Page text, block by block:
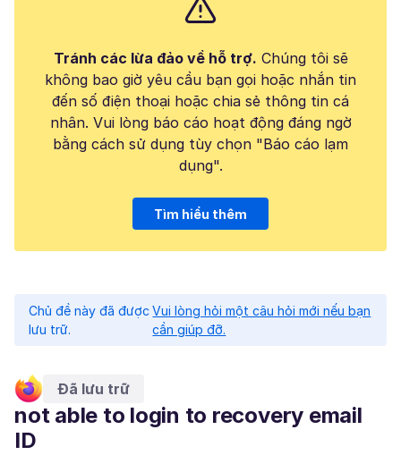
Tránh các lừa đảo về hỗ trợ. Chúng tôi sẽ
không bao giờ yêu cầu bạn gọi hoặc nhắn tin
đến số điện thoại hoặc chia sẻ thông tin cá
nhân. Vui lòng báo cáo hoạt động đáng ngờ
bằng cách sử dụng tùy chọn "Báo cáo lạm
dụng".
Tìm hiểu thêm
Chủ đề này đã được
lưu trữ.
Vui lòng hỏi một câu hỏi mới nếu bạn
cần giúp đỡ.
Đã lưu trữ
not able to login to recovery email
ID